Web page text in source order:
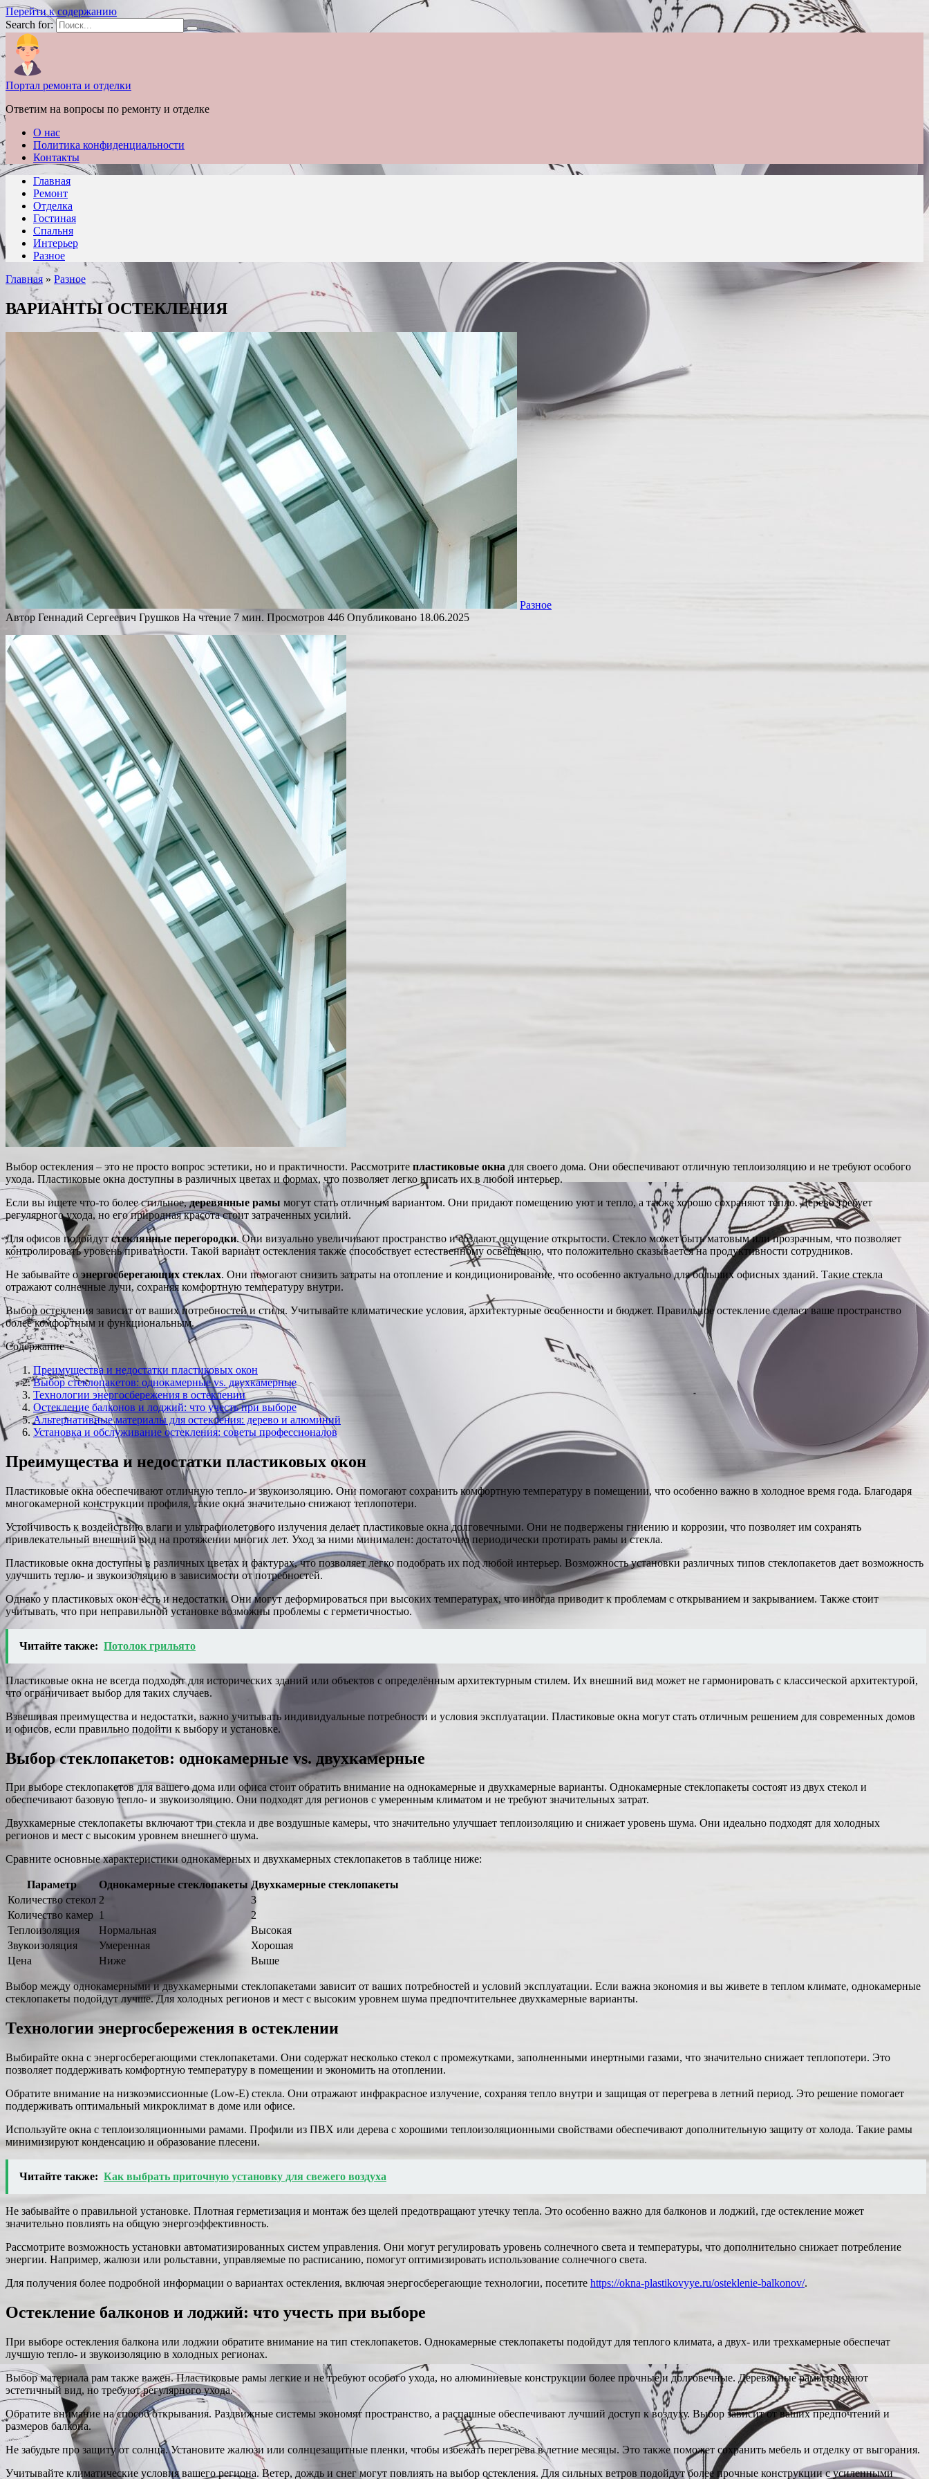
Перейти к содержанию
Search for:
Портал ремонта и отделки
Ответим на вопросы по ремонту и отделке
О нас
Политика конфиденциальности
Контакты
Главная
Ремонт
Отделка
Гостиная
Спальня
Интерьер
Разное
Главная » Разное
ВАРИАНТЫ ОСТЕКЛЕНИЯ
Разное
Автор Геннадий Сергеевич Грушков На чтение 7 мин. Просмотров 446 Опубликовано 18.06.2025
Выбор остекления – это не просто вопрос эстетики, но и практичности. Рассмотрите пластиковые окна для своего дома. Они обеспечивают отличную теплоизоляцию и не требуют особого
ухода. Пластиковые окна доступны в различных цветах и формах, что позволяет легко вписать их в любой интерьер.
Если вы ищете что-то более стильное,деревянные рамы могут стать отличным вариантом. Они придают помещению уют и тепло, а также хорошо сохраняют тепло. Дерево требует
регулярного ухода, но его природная красота стоит затраченных усилий.
Для офисов подойдутстеклянные перегородки. Они визуально увеличивают пространство и создают ощущение открытости. Стекло может быть матовым или прозрачным, что позволяет
контролировать уровень приватности. Такой вариант остекления также способствует естественному освещению, что положительно сказывается на продуктивности сотрудников.
Не забывайте оэнергосберегающих стеклах. Они помогают снизить затраты на отопление и кондиционирование, что особенно актуально для больших офисных зданий. Такие стекла
отражают солнечные лучи, сохраняя комфортную температуру внутри.
Выбор остекления зависит от ваших потребностей и стиля. Учитывайте климатические условия, архитектурные особенности и бюджет. Правильное остекление сделает ваше пространство
более комфортным и функциональным.
Содержание
Преимущества и недостатки пластиковых окон
Выбор стеклопакетов: однокамерные vs. двухкамерные
Технологии энергосбережения в остеклении
Остекление балконов и лоджий: что учесть при выборе
Альтернативные материалы для остекления: дерево и алюминий
Установка и обслуживание остекления: советы профессионалов
Преимущества и недостатки пластиковых окон
Пластиковые окна обеспечивают отличную тепло- и звукоизоляцию. Они помогают сохранить комфортную температуру в помещении, что особенно важно в холодное время года. Благодаря
многокамерной конструкции профиля, такие окна значительно снижают теплопотери.
Устойчивость к воздействию влаги и ультрафиолетового излучения делает пластиковые окна долговечными. Они не подвержены гниению и коррозии, что позволяет им сохранять
привлекательный внешний вид на протяжении многих лет. Уход за ними минимален: достаточно периодически протирать рамы и стекла.
Пластиковые окна доступны в различных цветах и фактурах, что позволяет легко подобрать их под любой интерьер. Возможность установки различных типов стеклопакетов дает возможность
улучшить тепло- и звукоизоляцию в зависимости от потребностей.
Однако у пластиковых окон есть и недостатки. Они могут деформироваться при высоких температурах, что иногда приводит к проблемам с открыванием и закрыванием. Также стоит
учитывать, что при неправильной установке возможны проблемы с герметичностью.
Читайте также: Потолок грильято
Пластиковые окна не всегда подходят для исторических зданий или объектов с определённым архитектурным стилем. Их внешний вид может не гармонировать с классической архитектурой,
что ограничивает выбор для таких случаев.
Взвешивая преимущества и недостатки, важно учитывать индивидуальные потребности и условия эксплуатации. Пластиковые окна могут стать отличным решением для современных домов
и офисов, если правильно подойти к выбору и установке.
Выбор стеклопакетов: однокамерные vs. двухкамерные
При выборе стеклопакетов для вашего дома или офиса стоит обратить внимание на однокамерные и двухкамерные варианты. Однокамерные стеклопакеты состоят из двух стекол и
обеспечивают базовую тепло- и звукоизоляцию. Они подходят для регионов с умеренным климатом и не требуют значительных затрат.
Двухкамерные стеклопакеты включают три стекла и две воздушные камеры, что значительно улучшает теплоизоляцию и снижает уровень шума. Они идеально подходят для холодных
регионов и мест с высоким уровнем внешнего шума.
Сравните основные характеристики однокамерных и двухкамерных стеклопакетов в таблице ниже:
Параметр Однокамерные стеклопакеты Двухкамерные стеклопакеты
Количество стекол 2
3
Количество камер 1
2
Теплоизоляция
Нормальная
Высокая
Звукоизоляция
Умеренная
Хорошая
Цена
Ниже Выше
Выбор между однокамерными и двухкамерными стеклопакетами зависит от ваших потребностей и условий эксплуатации. Если важна экономия и вы живете в теплом климате, однокамерные
стеклопакеты подойдут лучше. Для холодных регионов и мест с высоким уровнем шума предпочтительнее двухкамерные варианты.
Технологии энергосбережения в остеклении
Выбирайте окна с энергосберегающими стеклопакетами. Они содержат несколько стекол с промежутками, заполненными инертными газами, что значительно снижает теплопотери. Это
позволяет поддерживать комфортную температуру в помещении и экономить на отоплении.
Обратите внимание на низкоэмиссионные (Low-E) стекла. Они отражают инфракрасное излучение, сохраняя тепло внутри и защищая от перегрева в летний период. Это решение помогает
поддерживать оптимальный микроклимат в доме или офисе.
Используйте окна с теплоизоляционными рамами. Профили из ПВХ или дерева с хорошими теплоизоляционными свойствами обеспечивают дополнительную защиту от холода. Такие рамы
минимизируют конденсацию и образование плесени.
Читайте также: Как выбрать приточную установку для свежего воздуха
Не забывайте о правильной установке. Плотная герметизация и монтаж без щелей предотвращают утечку тепла. Это особенно важно для балконов и лоджий, где остекление может
значительно повлиять на общую энергоэффективность.
Рассмотрите возможность установки автоматизированных систем управления. Они могут регулировать уровень солнечного света и температуры, что дополнительно снижает потребление
энергии. Например, жалюзи или рольставни, управляемые по расписанию, помогут оптимизировать использование солнечного света.
Для получения более подробной информации о вариантах остекления, включая энергосберегающие технологии, посетите https://okna-plastikovyye.ru/osteklenie-balkonov/.
Остекление балконов и лоджий: что учесть при выборе
При выборе остекления балкона или лоджии обратите внимание на тип стеклопакетов. Однокамерные стеклопакеты подойдут для теплого климата, а двух- или трехкамерные обеспечат
лучшую тепло- и звукоизоляцию в холодных регионах.
Выбор материала рам также важен. Пластиковые рамы легкие и не требуют особого ухода, но алюминиевые конструкции более прочные и долговечные. Деревянные рамы придают
эстетичный вид, но требуют регулярного ухода.
Обратите внимание на способ открывания. Раздвижные системы экономят пространство, а распашные обеспечивают лучший доступ к воздуху. Выбор зависит от ваших предпочтений и
размеров балкона.
Не забудьте про защиту от солнца. Установите жалюзи или солнцезащитные пленки, чтобы избежать перегрева в летние месяцы. Это также поможет сохранить мебель и отделку от выгорания.
Учитывайте климатические условия вашего региона. Ветер, дождь и снег могут повлиять на выбор остекления. Для сильных ветров подойдут более прочные конструкции с усиленными